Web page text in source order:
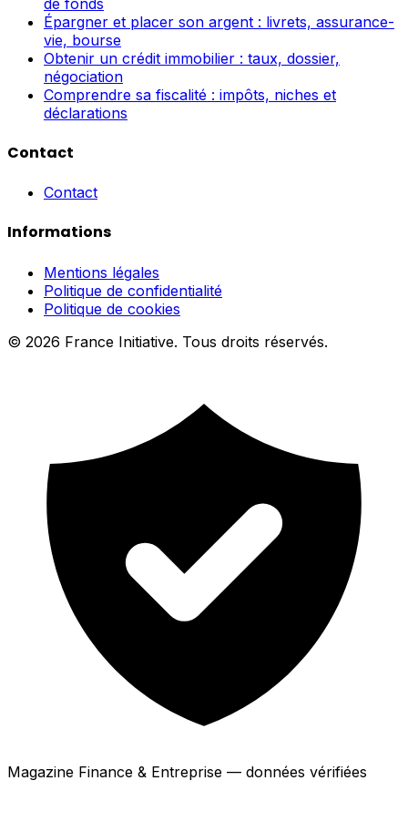
Épargner et placer son argent : livrets, assurance-
vie, bourse
Obtenir un crédit immobilier : taux, dossier,
négociation
Comprendre sa fiscalité : impôts, niches et
déclarations
Contact
Contact
Informations
Mentions légales
Politique de confidentialité
Politique de cookies
© 2026 France Initiative. Tous droits réservés.
Magazine Finance & Entreprise — données vérifiées